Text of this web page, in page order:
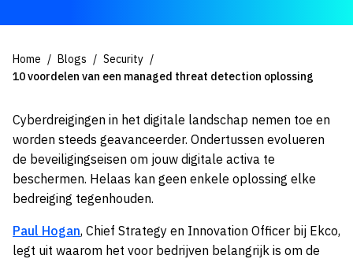
Home Blogs
Security
10 voordelen van een managed threat detection oplossing
Cyberdreigingen in het digitale landschap nemen toe en
worden steeds geavanceerder. Ondertussen evolueren
de beveiligingseisen om jouw digitale activa te
beschermen. Helaas kan geen enkele oplossing elke
bedreiging tegenhouden.
Paul Hogan, Chief Strategy en Innovation Officer bij Ekco,
legt uit waarom het voor bedrijven belangrijk is om de